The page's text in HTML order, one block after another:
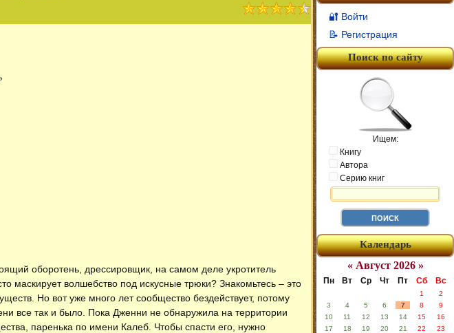
оборотень, дрессировщик, на самом деле укротитель
маскирует волшебство под искусные трюки? Знакомьтесь – это
Но вот уже много лет сообщество бездействует, потому
все так и было. Пока Дженни не обнаружила на территории
паренька по имени Калеб. Чтобы спасти его, нужно
🔐 Войти
📝 Регистрация
Поиск по сайту
Ищем:
Книгу
Автора
Серию книг
Календарь
« Август 2026 »
Пн Вт Ср Чт Пт Сб Вс
1
2
3
4 5 6 7 8
9
10
11 12 13 14 15
16
17
18 19 20 21 22
23